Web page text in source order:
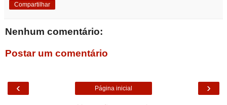
Compartilhar
Nenhum comentário:
Postar um comentário
‹ ›
Página inicial